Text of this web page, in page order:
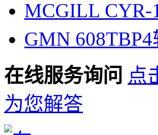
MCGILL CYR-
GMN
在线服务询问 点
为您解答